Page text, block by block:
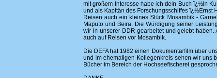
mit großem Interesse habe ich dein Buch ï¿½In
und als Kapitän des Forschungsschiffes ï¿½Ernst
Reisen auch ein kleines Stück Mosambik -
Maputo und Beira. Die Würdigung seiner
wir in unserer DDR gearbeitet und gelebt
auch auf Reisen vor Mosambik.
Die DEFA hat 1982 einen Dokumentarfilm über
und im ehemaligen Kollegenkreis sehen wir uns
Bücher im Bereich der Hochseefischerei